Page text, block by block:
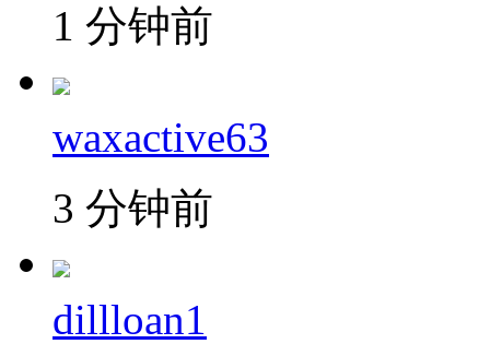
1 分钟前
waxactive63
3 分钟前
dillloan1